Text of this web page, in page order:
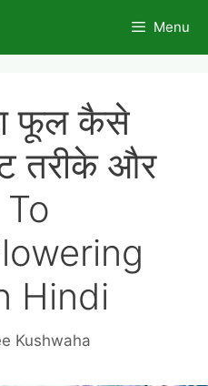
Menu
फूल कैसे
तरीके और
Hindi
Kushwaha